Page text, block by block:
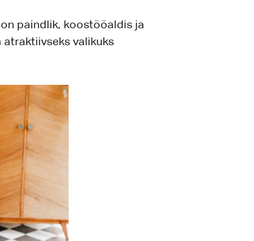
paindlik, koostööaldis ja
valikuks